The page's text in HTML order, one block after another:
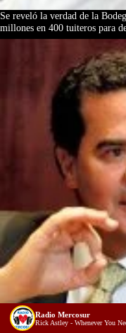
Se reveló la verdad de la
millones en 400 tuiteros para
Frank Pearl, El Camaleón
Radio Mercosur
Rick Astley - Whenever You